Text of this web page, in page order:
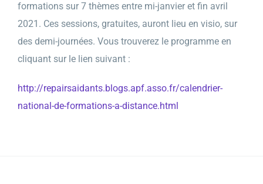
formations sur 7 thèmes entre mi-janvier et fin avril
2021. Ces sessions, gratuites, auront lieu en visio, sur
des demi-journées. Vous trouverez le programme en
cliquant sur le lien suivant :
http://repairsaidants.blogs.apf.asso.fr/calendrier-
national-de-formations-a-distance.html